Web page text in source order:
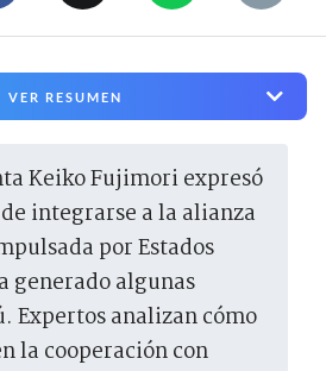
VER RESUMEN
integrarse a la alianza
por Estados
generado algunas
Expertos analizan cómo
la cooperación con